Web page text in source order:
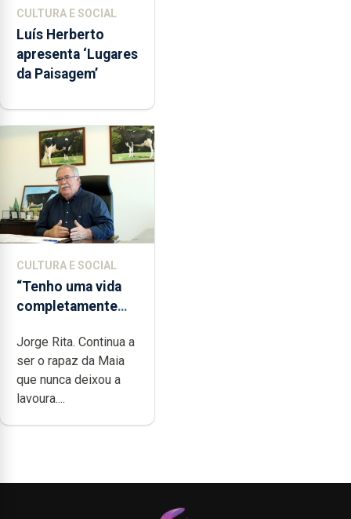
CULTURA E SOCIAL
Luís Herberto
apresenta ‘Lugares
da Paisagem’
CULTURA E SOCIAL
“Tenho uma vida
completamente
dedicação, gosto e
muita paixão”
Jorge Rita. Continua a
ser o rapaz da Maia
que nunca deixou a
lavoura....